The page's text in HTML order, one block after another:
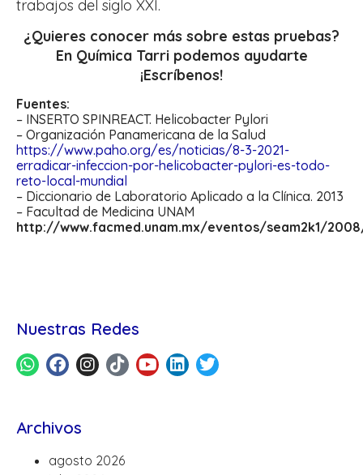
trabajos del siglo XXI.
¿Quieres conocer más sobre estas pruebas?
En Química Tarri podemos ayudarte
¡Escríbenos!
Fuentes:
– INSERTO SPINREACT. Helicobacter Pylori
– Organización Panamericana de la Salud
https://www.paho.org/es/noticias/8-3-2021-
erradicar-infeccion-por-helicobacter-pylori-es-todo-
reto-local-mundial
– Diccionario de Laboratorio Aplicado a la Clínica. 2013
– Facultad de Medicina UNAM
http://www.facmed.unam.mx/eventos/seam2k1/
Nuestras Redes
Archivos
agosto 2026